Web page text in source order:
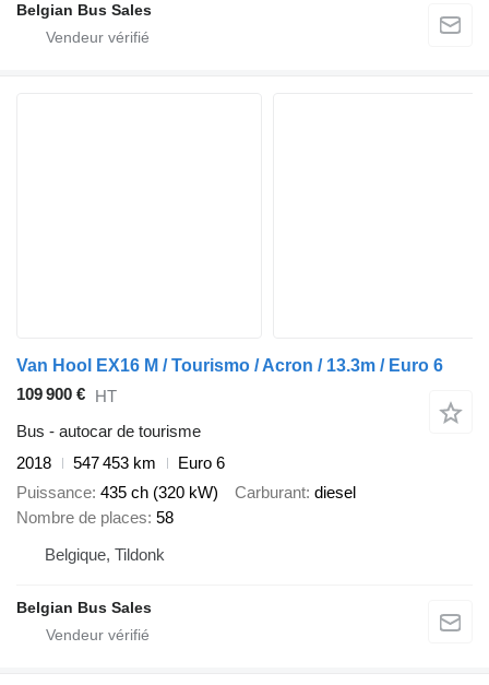
Belgian Bus Sales
Van Hool EX16 M / Tourismo / Acron / 13.3m / Euro 6
109 900 € HT
Bus - autocar de tourisme
2018
547 453 km
Euro 6
Puissance 435 ch (320 kW) Carburant diesel
Nombre de places 58
Belgique, Tildonk
Belgian Bus Sales